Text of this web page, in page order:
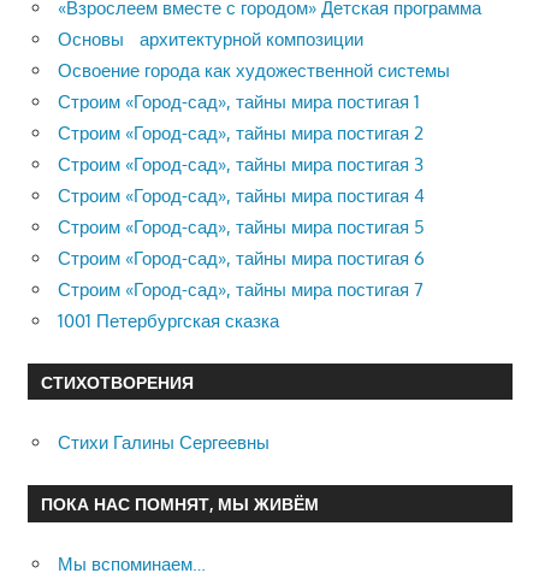
«Взрослеем вместе с городом» Детская программа
Основы архитектурной композиции
Освоение города как художественной системы
Строим «Город-сад», тайны мира постигая 1
Строим «Город-сад», тайны мира постигая 2
Строим «Город-сад», тайны мира постигая 3
Строим «Город-сад», тайны мира постигая 4
Строим «Город-сад», тайны мира постигая 5
Строим «Город-сад», тайны мира постигая 6
Строим «Город-сад», тайны мира постигая 7
1001 Петербургская сказка
СТИХОТВОРЕНИЯ
Стихи Галины Сергеевны
ПОКА НАС ПОМНЯТ, МЫ ЖИВЁМ
Мы вспоминаем…